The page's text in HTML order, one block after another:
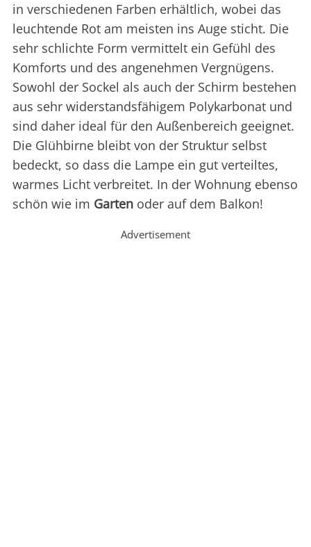
in verschiedenen Farben erhältlich, wobei das
leuchtende Rot am meisten ins Auge sticht. Die
sehr schlichte Form vermittelt ein Gefühl des
Komforts und des angenehmen Vergnügens.
Sowohl der Sockel als auch der Schirm bestehen
aus sehr widerstandsfähigem Polykarbonat und
sind daher ideal für den Außenbereich geeignet.
Die Glühbirne bleibt von der Struktur selbst
bedeckt, so dass die Lampe ein gut verteiltes,
warmes Licht verbreitet. In der Wohnung ebenso
schön wie im Garten oder auf dem Balkon!
Advertisement